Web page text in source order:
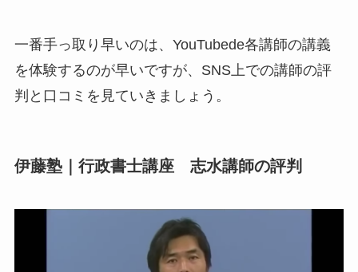
一番手っ取り早いのは、YouTubede各講師の講義
を体験するのが早いですが、SNS上での講師の評
判と口コミを見ていきましょう。
伊藤塾｜行政書士講座 志水講師の評判